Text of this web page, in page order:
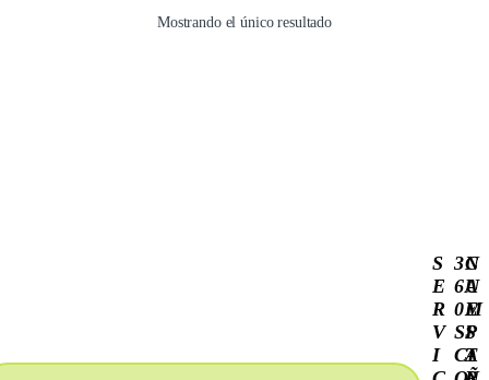
Mostrando el único resultado
3
6
0
S
C
S
E
R
V
I
C
A
M
P
A
N
U
E
S
T